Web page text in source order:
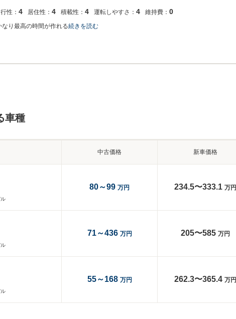
性： 4 居住性： 4 積載性： 4 運転しやすさ： 4 維持費： 0
り最高の時間が作れる続きを読む
車種
中古価格 新車価格
80～99 万円 234.5〜333.1 万円
71～436 万円 205〜585 万円
55～168 万円 262.3〜365.4 万円